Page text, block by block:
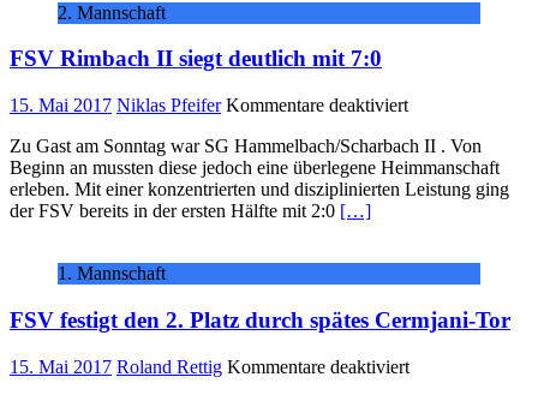
2. Mannschaft
FSV Rimbach II siegt deutlich mit 7:0
15. Mai 2017 Niklas Pfeifer Kommentare deaktiviertfür
Rimbach
II
siegt
Zu Gast am Sonntag war SG Hammelbach/Scharbach II . Von
Beginn an mussten diese jedoch eine überlegene Heimmanschaft
erleben. Mit einer konzentrierten und disziplinierten Leistung ging
der FSV bereits in der ersten Hälfte mit 2:0 […]
1. Mannschaft
FSV festigt den 2. Platz durch spätes Cermjani-Tor
15. Mai 2017 Roland Rettig Kommentare deaktiviertfür